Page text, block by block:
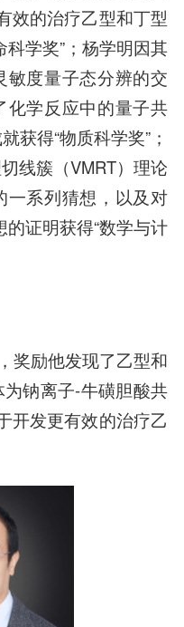
效的治疗乙型和丁型
科学奖”；杨学明因其
敏度量子态分辨的交
化学反应中的量子共
获得“物质科学奖”；
线簇（VMRT）理论
一系列猜想，以及对
的证明获得“数学与计
奖励他发现了乙型和
钠离子-牛磺胆酸共
开发更有效的治疗乙